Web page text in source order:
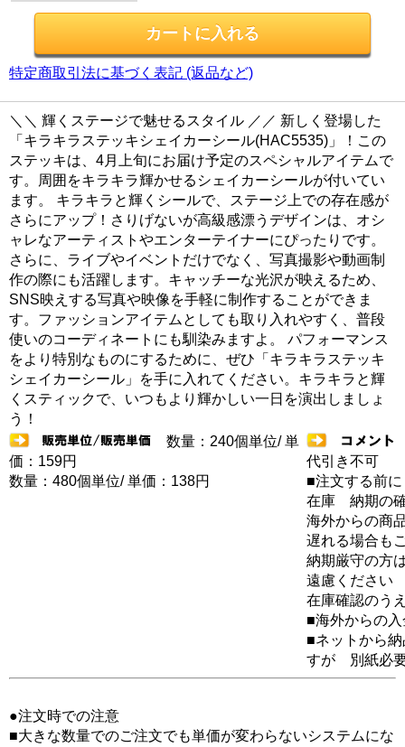
特定商取引法に基づく表記 (返品など)
＼＼ 輝くステージで魅せるスタイル ／／ 新しく登場した
「キラキラステッキシェイカーシール(HAC5535)」！この
ステッキは、4月上旬にお届け予定のスペシャルアイテムで
す。周囲をキラキラ輝かせるシェイカーシールが付いてい
ます。 キラキラと輝くシールで、ステージ上での存在感が
さらにアップ！さりげないが高級感漂うデザインは、オシ
ャレなアーティストやエンターテイナーにぴったりです。
さらに、ライブやイベントだけでなく、写真撮影や動画制
作の際にも活躍します。キャッチーな光沢が映えるため、
SNS映えする写真や映像を手軽に制作することができま
す。ファッションアイテムとしても取り入れやすく、普段
使いのコーディネートにも馴染みますよ。 パフォーマンス
をより特別なものにするために、ぜひ「キラキラステッキ
シェイカーシール」を手に入れてください。キラキラと輝
くスティックで、いつもより輝かしい一日を演出しましょ
う！
数量：240個単位/ 単
価：159円
数量：480個単位/ 単価：138円
代引き不可
■注文する前に
在庫 納期の
海外からの商
遅れる場合も
納期厳守の方
遠慮ください
在庫確認のう
■海外からの
■ネットから
すが 別紙必
●注文時での注意
■大きな数量でのご注文でも単価が変わらないシステムにな